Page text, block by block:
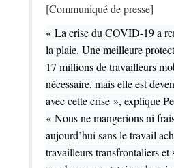
[Communiqué de presse]
« La crise du COVID-19 a
la plaie. Une meilleure
17 millions de travailleurs
nécessaire, mais elle est
avec cette crise », explique
« Nous ne mangerions ni
aujourd’hui sans le travail
travailleurs transfrontaliers et